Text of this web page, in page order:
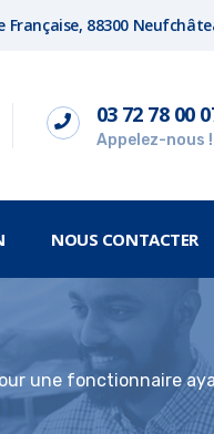
Française, 88300
03 72 78 00
Appelez-nous !
NOUS CONTACTER
une fonctionnaire